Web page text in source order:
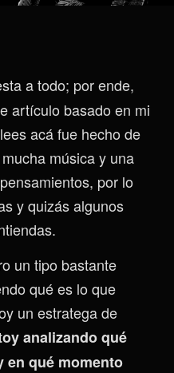
a todo; por ende,
artículo basado en mi
acá fue hecho de
música y una
por lo
y quizás algunos
un tipo bastante
qué es lo que
un estratega de
analizando qué
en qué momento